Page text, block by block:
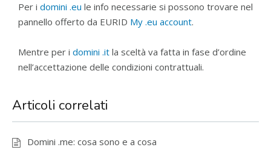
Per i domini .eu le info necessarie si possono trovare nel
pannello offerto da EURID My .eu account.
Mentre per i domini .it la sceltà va fatta in fase d’ordine
nell’accettazione delle condizioni contrattuali.
Articoli correlati
Domini .me: cosa sono e a cosa